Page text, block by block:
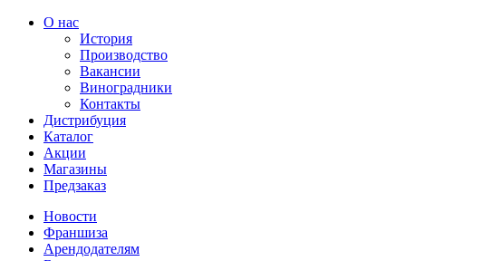
О нас
История
Производство
Вакансии
Виноградники
Контакты
Дистрибуция
Каталог
Акции
Магазины
Предзаказ
Новости
Франшиза
Арендодателям